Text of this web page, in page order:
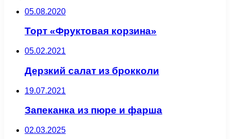
05.08.2020
Торт «Фруктовая корзина»
05.02.2021
Дерзкий салат из брокколи
19.07.2021
Запеканка из пюре и фарша
02.03.2025